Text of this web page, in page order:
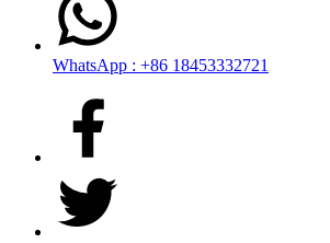
WhatsApp : +86 18453332721